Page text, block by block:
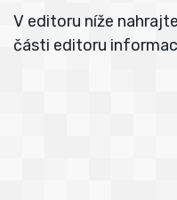
V editoru níže
části editoru